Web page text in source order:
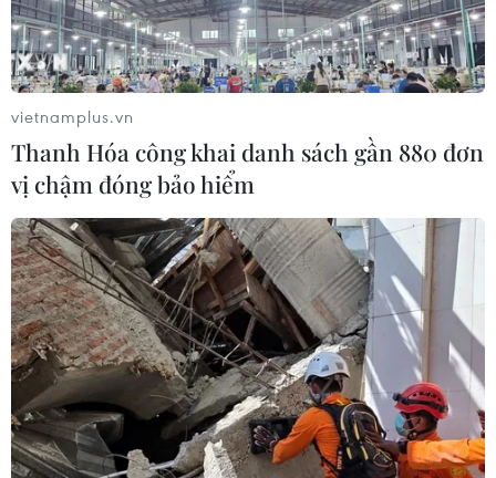
Thỏa thuận Brexit có thể 'chết' nếu tiếp
tục bị Hạ viện Anh bác bỏ
16/05/2019 07:35
Thỏa thuận Brexit mà Thủ tướng Theresa May đạt được
với EU cuối năm ngoái sẽ "chết" nếu như dự luật rút khỏi
EU này tiếp tục bị Hạ viện bác bỏ trong cuộc bỏ phiếu
diễn ra vào tháng 6 tới.
vietnamplus.vn
Thanh Hóa công khai danh sách gần 880 đơn
vị chậm đóng bảo hiểm